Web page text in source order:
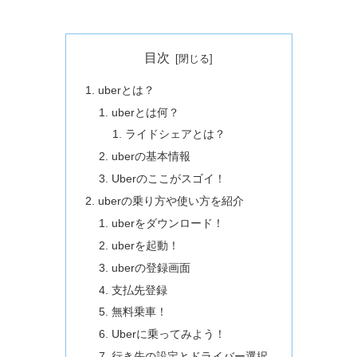
目次
uberとは？
uberとは何？
ライドシェアとは？
uberの基本情報
Uberのここがスゴイ！
uberの乗り方や使い方を紹介
uberをダウンロード！
uberを起動！
uberの登録画面
支払先登録
無料乗車！
Uberに乗ってみよう！